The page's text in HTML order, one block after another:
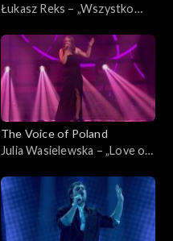
Łukasz Reks – „Wszystko
Poland”, Live 2, 15 listopada
The Voice of Poland
Julia Wasielewska – „Love on
Live 2, 15 listopada 2025